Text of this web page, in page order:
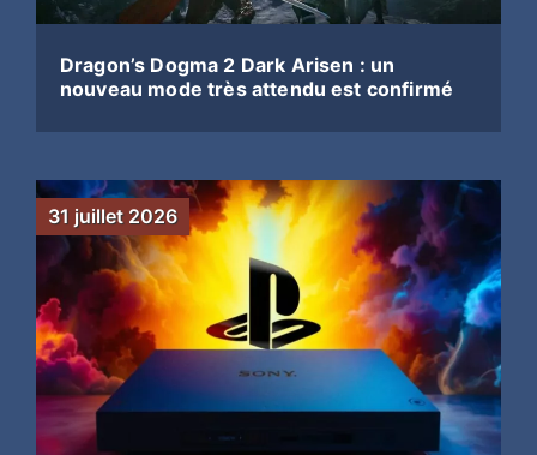
Dragon’s Dogma 2 Dark Arisen : un
nouveau mode très attendu est confirmé
31 juillet 2026